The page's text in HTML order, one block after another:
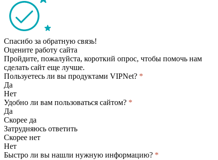
Спасибо за обратную связь!
Оцените работу сайта
Пройдите, пожалуйста, короткий опрос, чтобы помочь нам
сделать сайт еще лучше.
Пользуетесь ли вы продуктами VIPNet? *
Да
Нет
Удобно ли вам пользоваться сайтом? *
Да
Скорее да
Затрудняюсь ответить
Скорее нет
Нет
Быстро ли вы нашли нужную информацию? *